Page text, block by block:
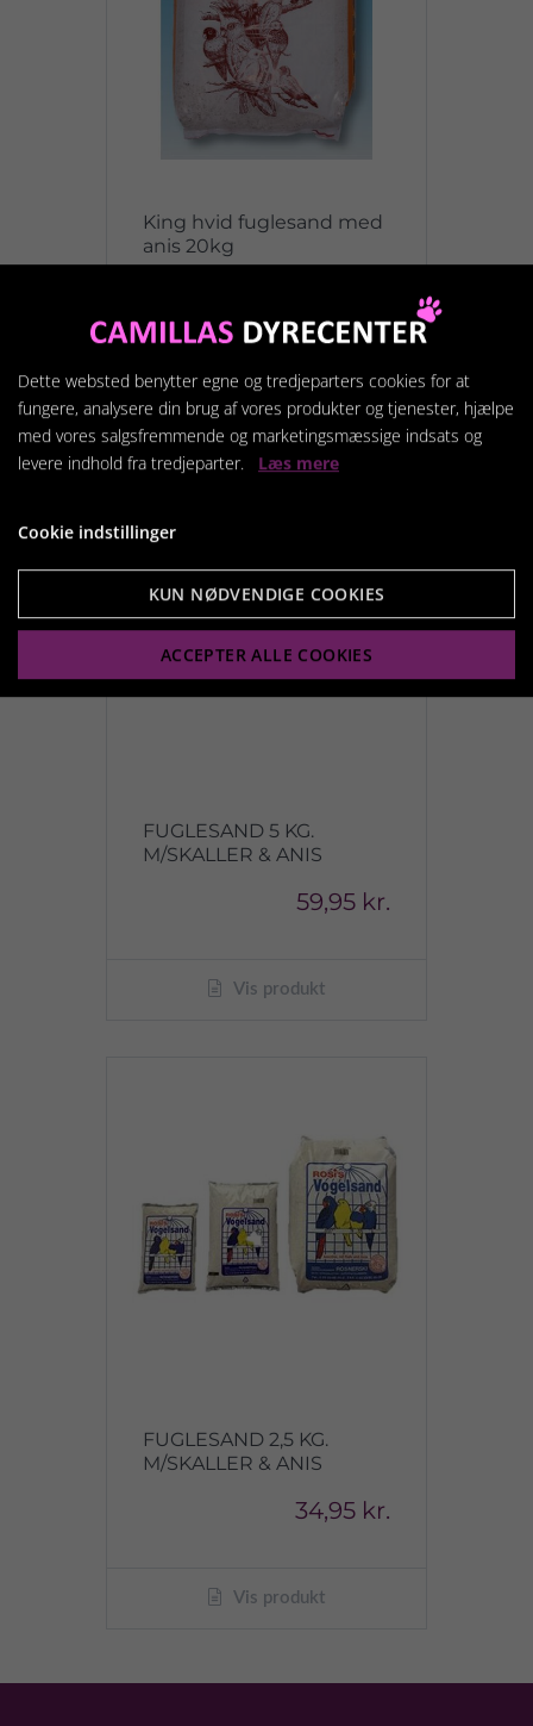
King hvid fuglesand med
anis 20kg
Vis produkt
FUGLESAND 5 KG.
M/SKALLER & ANIS
59,95 kr.
Vis produkt
FUGLESAND 2,5 KG.
M/SKALLER & ANIS
34,95 kr.
Vis produkt
Dette websted benytter egne og tredjeparters cookies for at
fungere, analysere din brug af vores produkter og tjenester, hjælpe
med vores salgsfremmende og marketingsmæssige indsats og
levere indhold fra tredjeparter. Læs mere
Cookie indstillinger
KUN NØDVENDIGE COOKIES
ACCEPTER ALLE COOKIES